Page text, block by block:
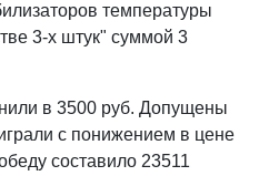
температуры
3-х штук" суммой 3
в 3500 руб. Допущены
с понижением в цене
составило 23511